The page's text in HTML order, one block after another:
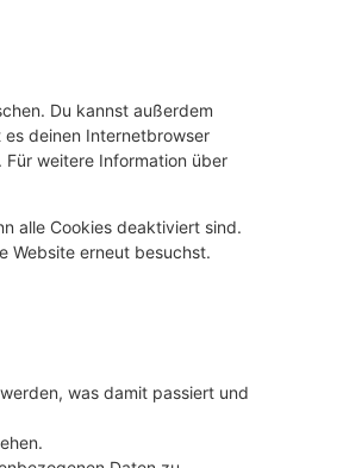
Du kannst außerdem
deinen Internetbrowser
weitere Information über
alle Cookies deaktiviert sind.
Website erneut besuchst.
was damit passiert und